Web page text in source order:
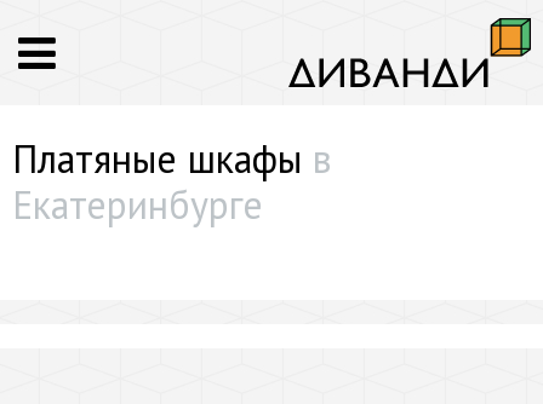
Платяные шкафы в
Екатеринбурге